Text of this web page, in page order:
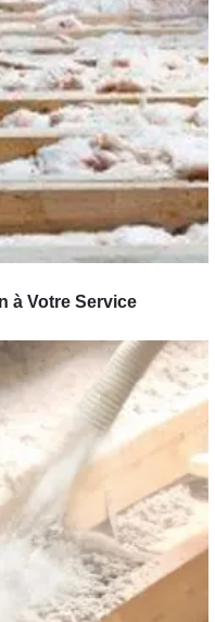
à Votre Service